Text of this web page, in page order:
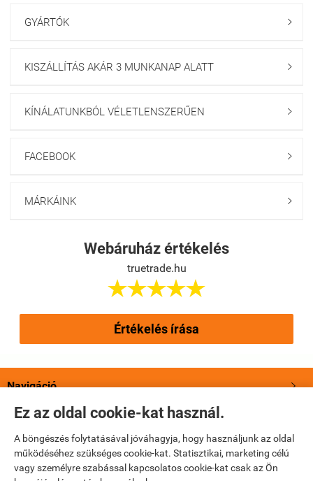
Ez az oldal cookie-kat használ.
A böngészés folytatásával jóváhagyja, hogy használjunk az oldal
működéséhez szükséges cookie-kat. Statisztikai, marketing célú
vagy személyre szabással kapcsolatos cookie-kat csak az Ön
GYÁRTÓK 
KISZÁLLÍTÁS AKÁR 3 MUNKANAP ALATT 
KÍNÁLATUNKBÓL VÉLETLENSZERŰEN 
FACEBOOK 
MÁRKÁINK 
Webáruház értékelés
truetrade.hu

Értékelés írása
Navigáció 
Saját fiók
Bemutatkozás